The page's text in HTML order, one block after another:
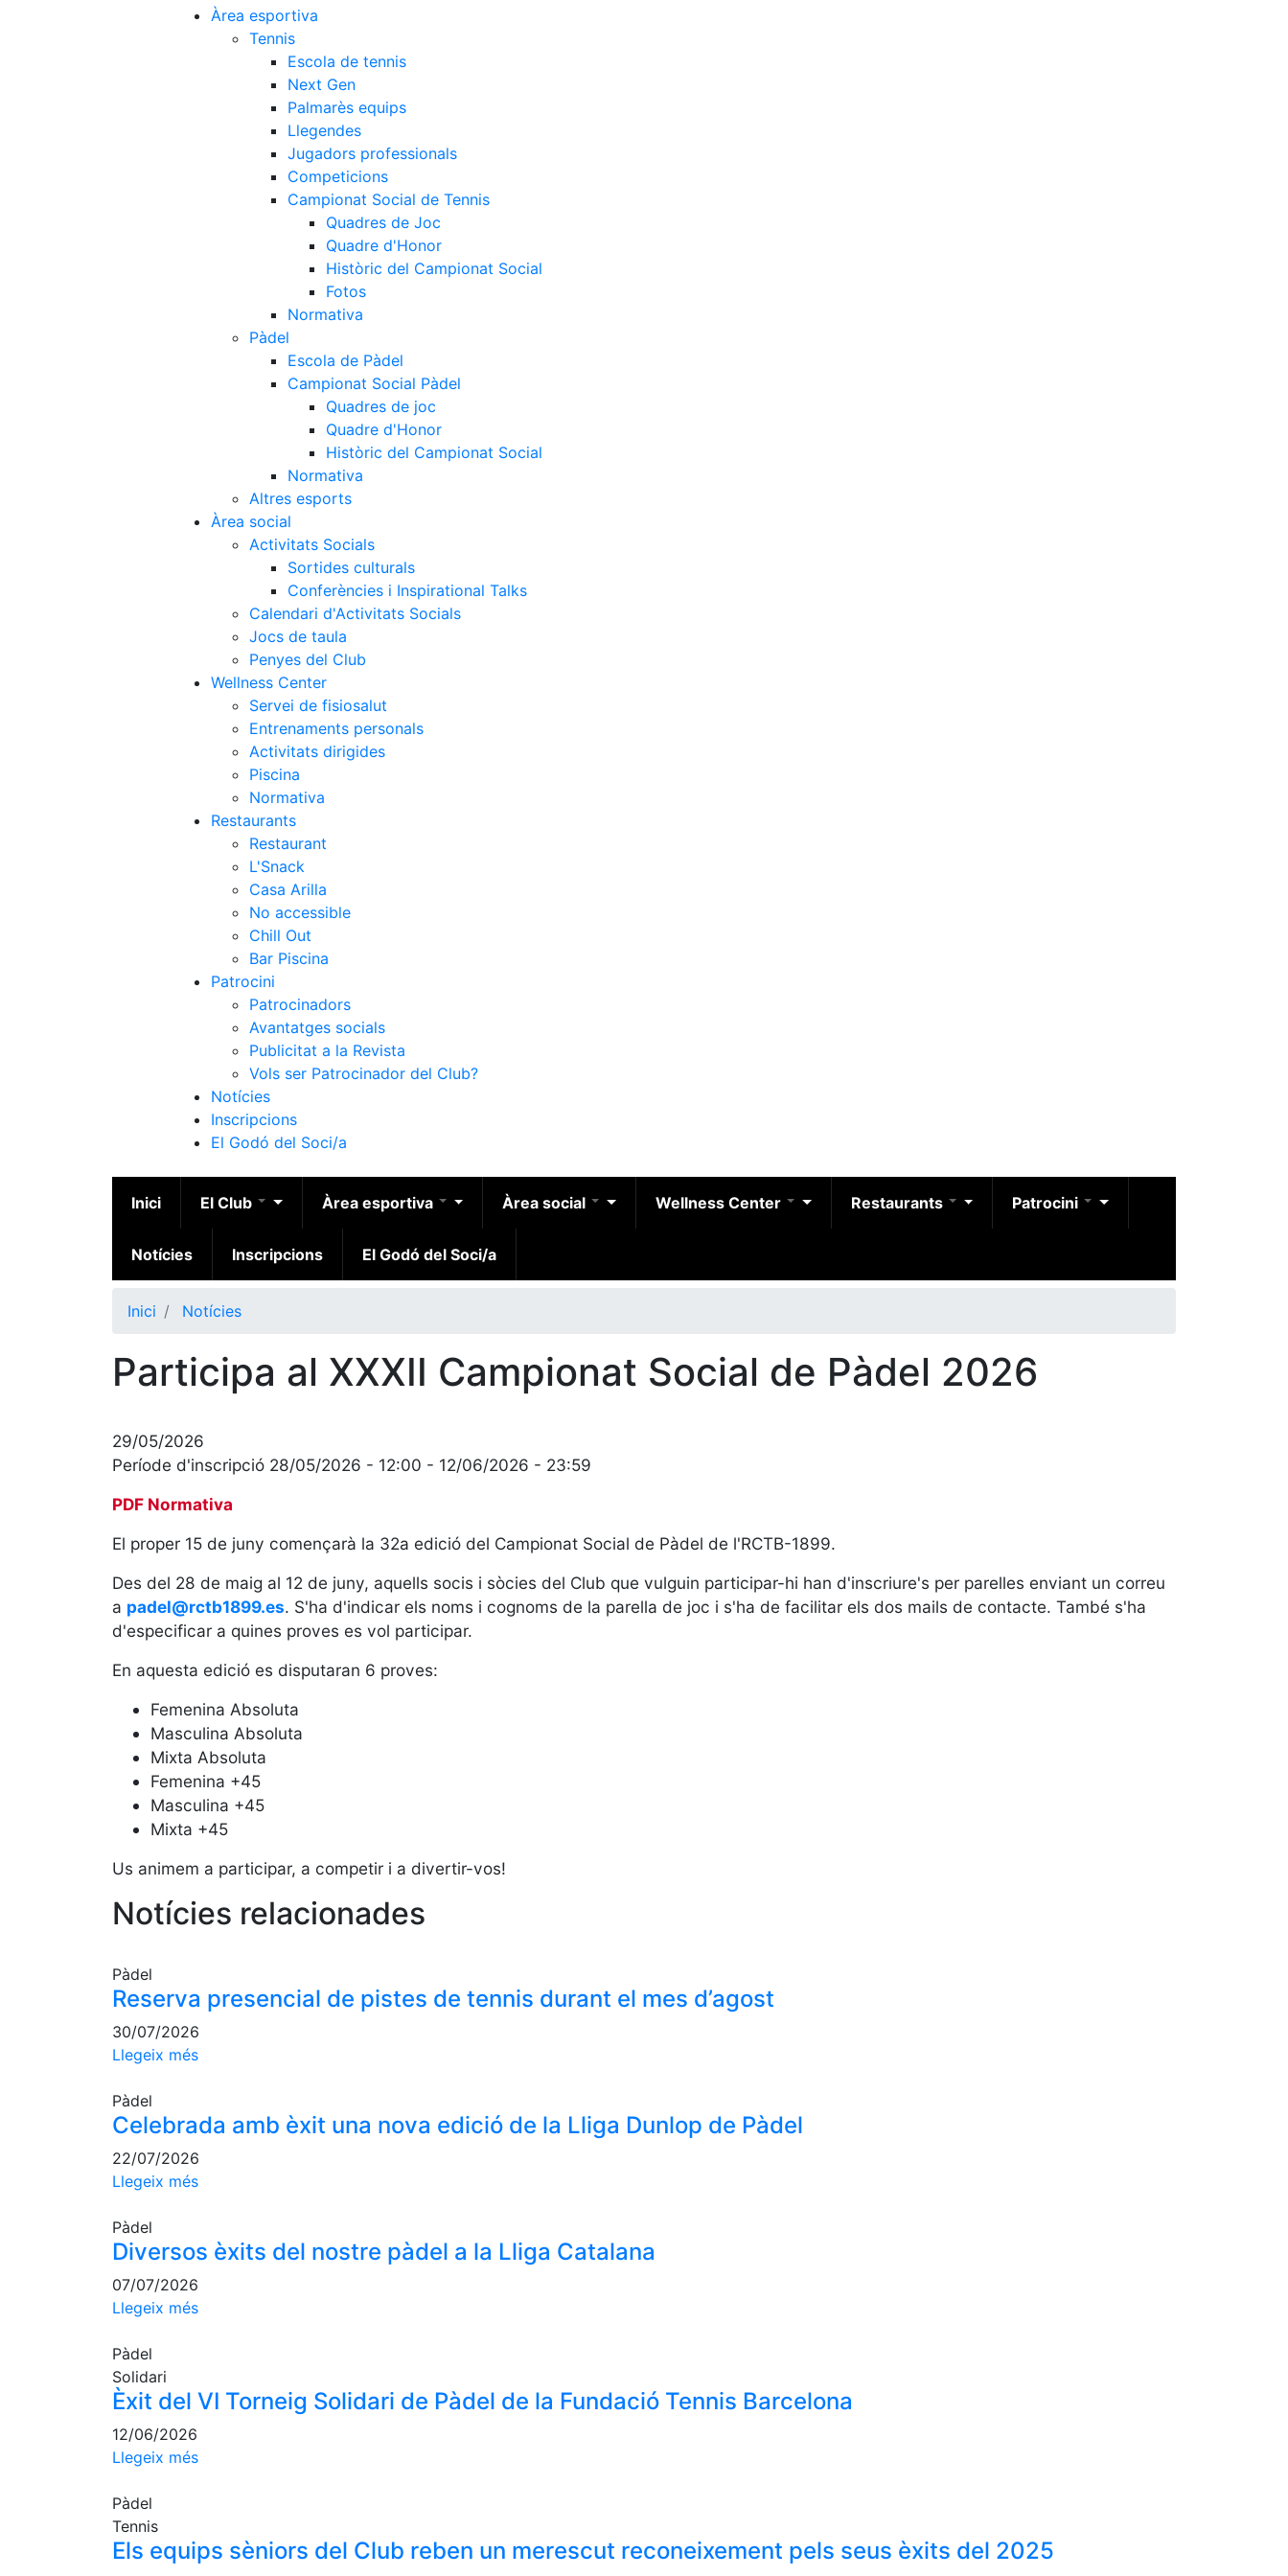
Àrea esportiva
Tennis
Escola de tennis
Next Gen
Palmarès equips
Llegendes
Jugadors professionals
Competicions
Campionat Social de Tennis
Quadres de Joc
Quadre d'Honor
Històric del Campionat Social
Fotos
Normativa
Pàdel
Escola de Pàdel
Campionat Social Pàdel
Quadres de joc
Quadre d'Honor
Històric del Campionat Social
Normativa
Altres esports
Àrea social
Activitats Socials
Sortides culturals
Conferències i Inspirational Talks
Calendari d'Activitats Socials
Jocs de taula
Penyes del Club
Wellness Center
Servei de fisiosalut
Entrenaments personals
Activitats dirigides
Piscina
Normativa
Restaurants
Restaurant
L'Snack
Casa Arilla
No accessible
Chill Out
Bar Piscina
Patrocini
Patrocinadors
Avantatges socials
Publicitat a la Revista
Vols ser Patrocinador del Club?
Notícies
Inscripcions
El Godó del Soci/a
Inici El Club Àrea esportiva Àrea social Wellness Center Restaurants Patrocini
Notícies Inscripcions El Godó del Soci/a
Inici Notícies
Participa al XXXII Campionat Social de Pàdel 2026
29/05/2026
Període d'inscripció 28/05/2026 - 12:00 - 12/06/2026 - 23:59
PDF Normativa
El proper 15 de juny començarà la 32a edició del Campionat Social de Pàdel de l'RCTB-1899.
Des del 28 de maig al 12 de juny, aquells socis i sòcies del Club que vulguin participar-hi han d'inscriure's per parelles enviant un correu
a padel@rctb1899.es. S'ha d'indicar els noms i cognoms de la parella de joc i s'ha de facilitar els dos mails de contacte. També s'ha
d'especificar a quines proves es vol participar.
En aquesta edició es disputaran 6 proves:
Femenina Absoluta
Masculina Absoluta
Mixta Absoluta
Femenina +45
Masculina +45
Mixta +45
Us animem a participar, a competir i a divertir-vos!
Notícies relacionades
Pàdel
Reserva presencial de pistes de tennis durant el mes d’agost
30/07/2026
Llegeix més
Pàdel
Celebrada amb èxit una nova edició de la Lliga Dunlop de Pàdel
22/07/2026
Llegeix més
Pàdel
Diversos èxits del nostre pàdel a la Lliga Catalana
07/07/2026
Llegeix més
Pàdel
Solidari
Èxit del VI Torneig Solidari de Pàdel de la Fundació Tennis Barcelona
12/06/2026
Llegeix més
Pàdel
Tennis
Els equips sèniors del Club reben un merescut reconeixement pels seus èxits del 2025